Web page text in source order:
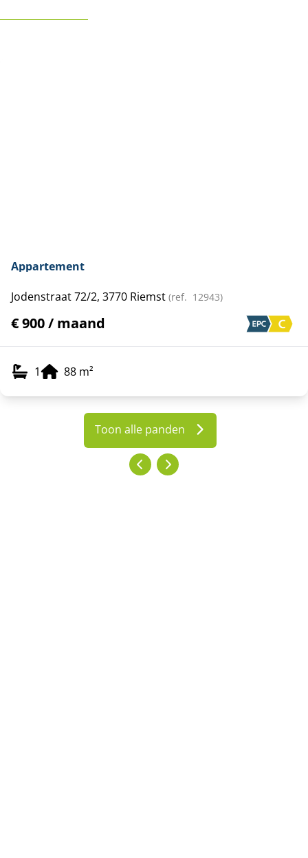
Appartement
Jodenstraat 72/2, 3770 Riemst (ref. 12943)
€ 900 / maand
1 88 m²
Toon alle panden